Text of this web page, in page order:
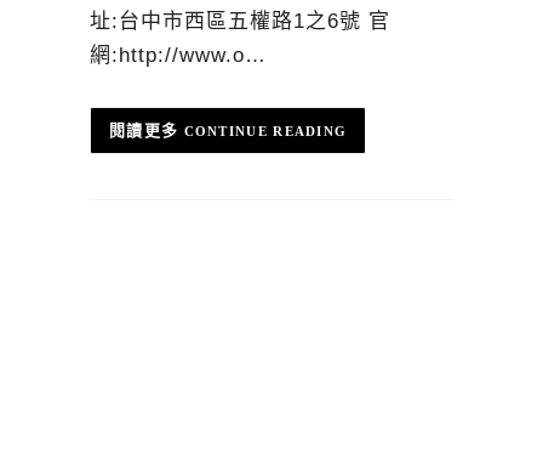
址:台中市西區五權路1之6號 官
網:http://www.o…
CONTINUE READING